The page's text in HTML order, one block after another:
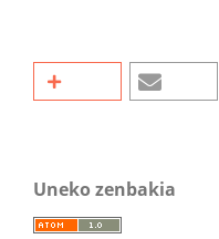
Uneko zenbakia